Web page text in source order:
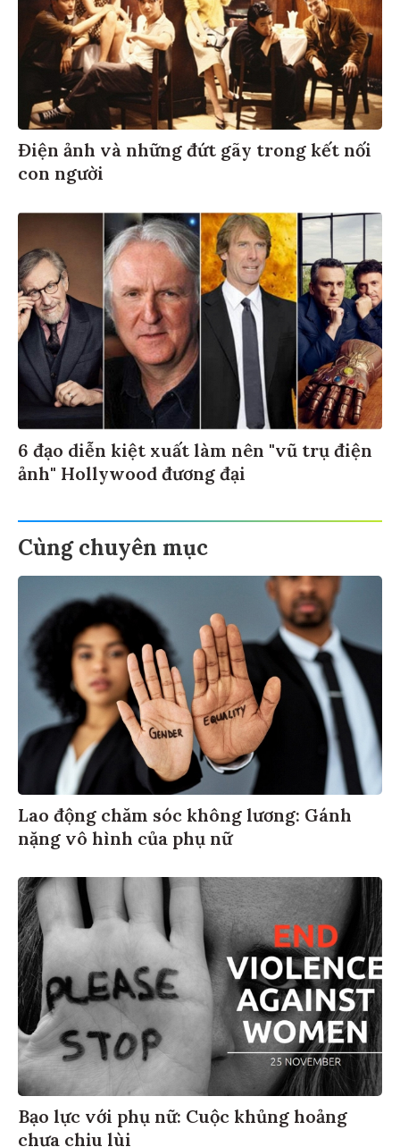
Điện ảnh và những đứt gãy trong kết nối
con người
6 đạo diễn kiệt xuất làm nên "vũ trụ điện
ảnh" Hollywood đương đại
Cùng chuyên mục
Lao động chăm sóc không lương: Gánh
nặng vô hình của phụ nữ
Bạo lực với phụ nữ: Cuộc khủng hoảng
chưa chịu lùi